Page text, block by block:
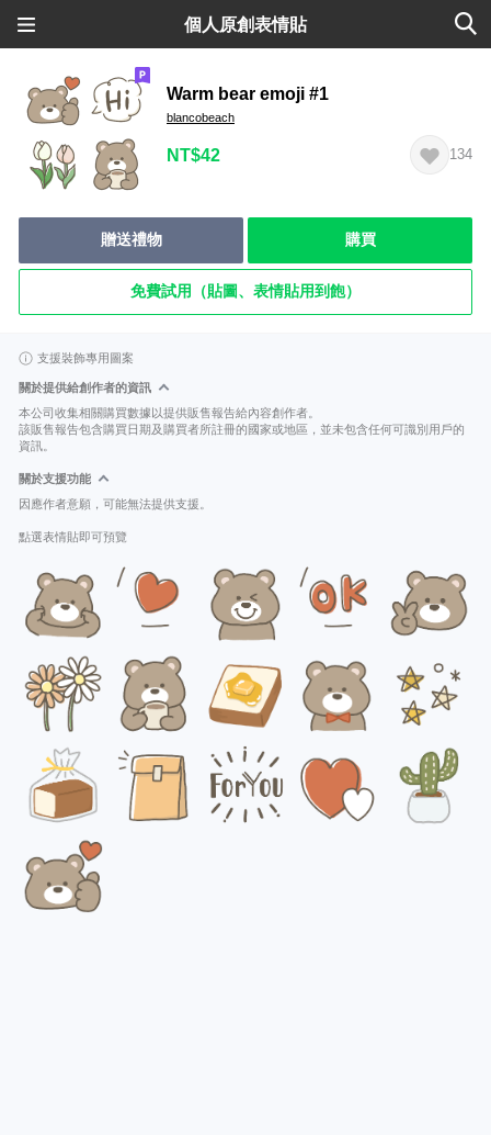
個人原創表情貼
Warm bear emoji #1
blancobeach
NT$42 134
贈送禮物 購買
免費試用（貼圖、表情貼用到飽）
支援裝飾專用圖案
關於提供給創作者的資訊
本公司收集相關購買數據以提供販售報告給內容創作者。
該販售報告包含購買日期及購買者所註冊的國家或地區，並未包含任何可識別用戶的
資訊。
關於支援功能
因應作者意願，可能無法提供支援。
點選表情貼即可預覽